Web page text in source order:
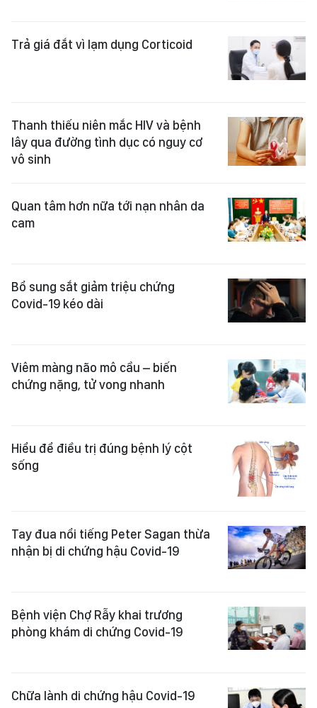
Trả giá đắt vì lạm dụng Corticoid
Thanh thiếu niên mắc HIV và bệnh
lây qua đường tình dục có nguy cơ
vô sinh
Quan tâm hơn nữa tới nạn nhân da
cam
Bổ sung sắt giảm triệu chứng
Covid-19 kéo dài
Viêm màng não mô cầu – biến
chứng nặng, tử vong nhanh
Hiểu để điều trị đúng bệnh lý cột
sống
Tay đua nổi tiếng Peter Sagan thừa
nhận bị di chứng hậu Covid-19
Bệnh viện Chợ Rẫy khai trương
phòng khám di chứng Covid-19
Chữa lành di chứng hậu Covid-19